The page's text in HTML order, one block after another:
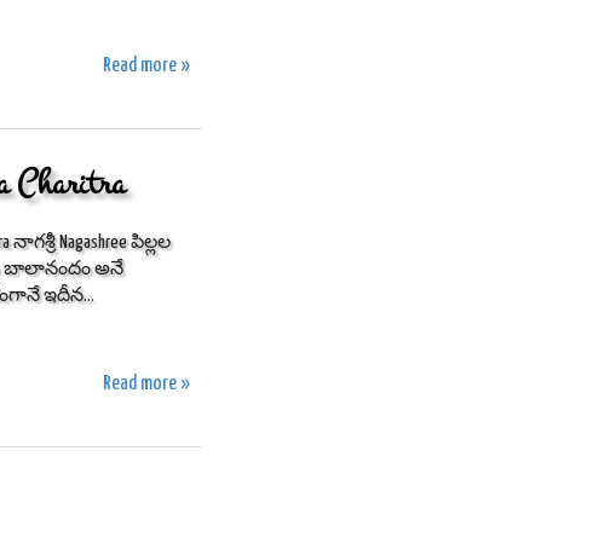
Read more »
Nagashree పిల్లల
బాలానందం అనే
ఇదీన...
Read more »